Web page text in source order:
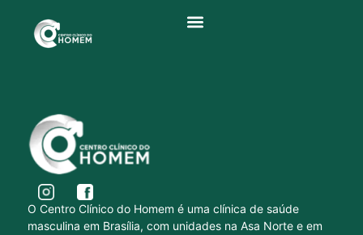
O Centro Clínico do Homem é uma clínica de saúde
masculina em Brasília, com unidades na Asa Norte e em